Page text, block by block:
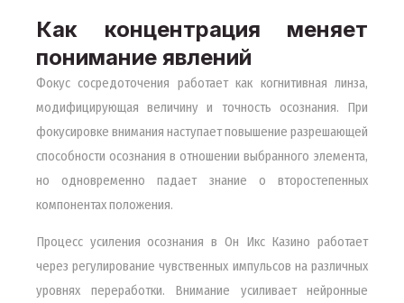
Как концентрация меняет
понимание явлений
Фокус сосредоточения работает как когнитивная линза,
модифицирующая величину и точность осознания. При
фокусировке внимания наступает повышение разрешающей
способности осознания в отношении выбранного элемента,
но одновременно падает знание о второстепенных
компонентах положения.
Процесс усиления осознания в Он Икс Казино работает
через регулирование чувственных импульсов на различных
уровнях переработки. Внимание усиливает нейронные